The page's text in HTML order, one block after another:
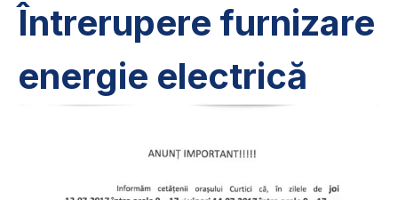
Întrerupere furnizare
energie electrică